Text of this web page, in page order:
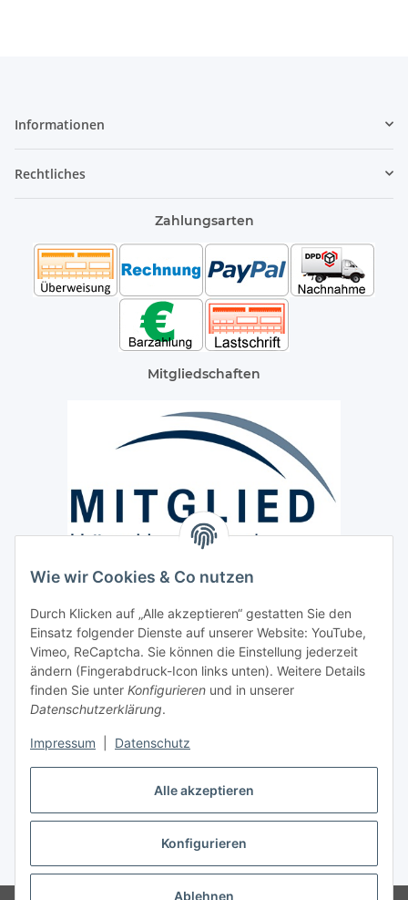
Alle akzeptieren
Konfigurieren
Ablehnen
Wie wir Cookies & Co nutzen
Durch Klicken auf „Alle akzeptieren“ gestatten Sie den
Einsatz folgender Dienste auf unserer Website: YouTube,
Vimeo, ReCaptcha. Sie können die Einstellung jederzeit
ändern (Fingerabdruck-Icon links unten). Weitere Details
finden Sie unter Konfigurieren und in unserer
Datenschutzerklärung.
Impressum Datenschutz
Informationen
Rechtliches
Zahlungsarten
Mitgliedschaften
Paketdienst und Spedition
Regionaler Lieferservice im Umkreis von ca. 60 Km
Sicherheit
* Alle Preise inkl. gesetzlicher USt., zzgl.Versand